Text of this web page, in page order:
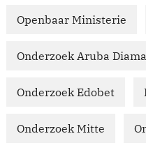
Openbaar Ministerie
Onderzoek Aruba
Onderzoek Edobet
Onderzoek Mitte